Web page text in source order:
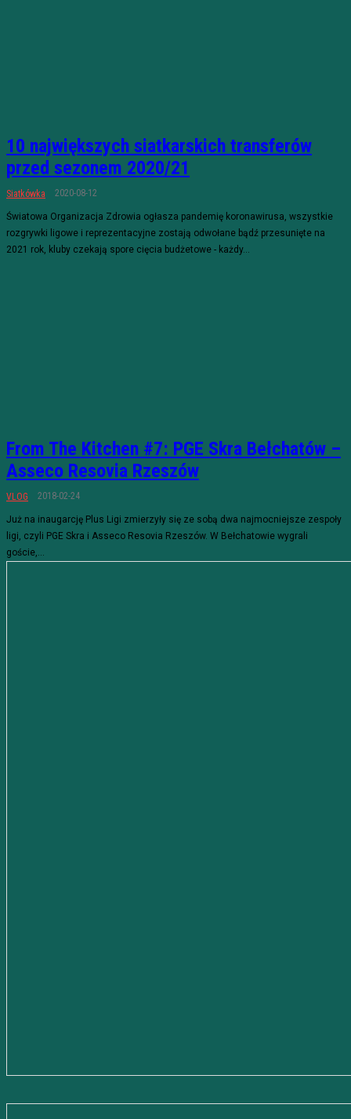
10 największych siatkarskich transferów
przed sezonem 2020/21
Siatkówka 2020-08-12
Światowa Organizacja Zdrowia ogłasza pandemię koronawirusa, wszystkie
rozgrywki ligowe i reprezentacyjne zostają odwołane bądź przesunięte na
2021 rok, kluby czekają spore cięcia budżetowe - każdy...
From The Kitchen #7: PGE Skra Bełchatów –
Asseco Resovia Rzeszów
VLOG 2018-02-24
Już na inaugarcję Plus Ligi zmierzyły się ze sobą dwa najmocniejsze zespoły
ligi, czyli PGE Skra i Asseco Resovia Rzeszów. W Bełchatowie wygrali
goście,...